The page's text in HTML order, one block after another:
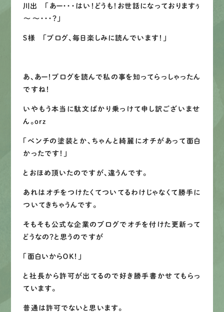
川出 「あー・・・はい！どうも！お世話になっておりますぅ
～～・・・？」
Ｓ様 「ブログ、毎日楽しみに読んでいます！」
あ、あー！ブログを読んで私の事を知ってらっしゃったん
ですね！
いやもう本当に駄文ばかり乗っけて申し訳ございませ
ん。orz
「ベンチの塗装とか、ちゃんと綺麗にオチがあって面白
かったです！」
とおほめ頂いたのですが、違うんです。
あれはオチをつけたくてついてるわけじゃなくて 勝手に
ついてきちゃうんです 。
そもそも公式な企業のブログでオチを付けた更新って
どうなの？と思うのですが
「面白いからＯＫ！」
と社長から許可が出てるので好き勝手書かせてもらっ
ています。
普通は許可でないと思います。